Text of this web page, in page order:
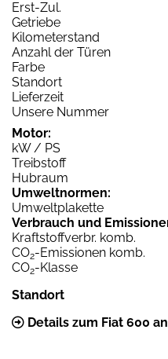
Erst-Zul.
Getriebe
Kilometerstand
Anzahl der Türen
Farbe
Standort
Lieferzeit
Unsere Nummer
Motor:
kW / PS
Treibstoff
Hubraum
Umweltnormen:
Umweltplakette
Verbrauch und
Kraftstoffverbr. komb.
CO2-Emissionen komb.
CO2-Klasse
Standort
Details zum Fiat 600